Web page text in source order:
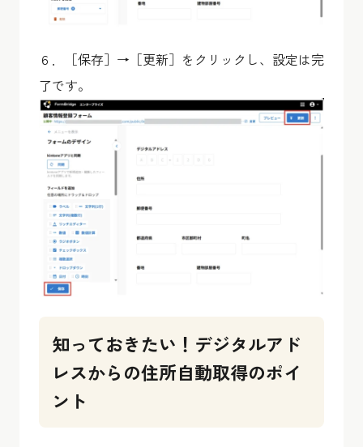
６．［保存］→［更新］をクリックし、設定は完
了です。
知っておきたい！デジタルアド
レスからの住所自動取得のポイ
ント